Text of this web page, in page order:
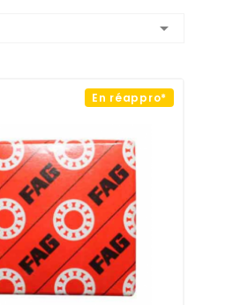

En réappro*